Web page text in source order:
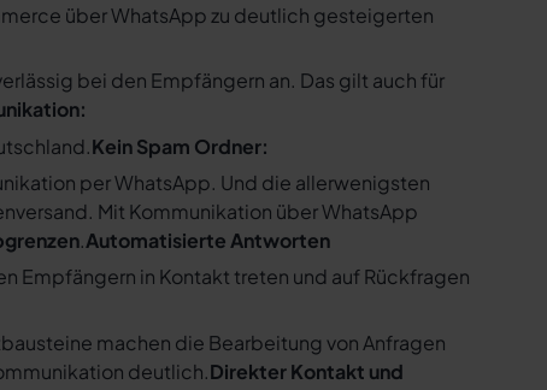
über WhatsApp zu deutlich gesteigerten
bei den Empfängern an. Das gilt auch für
Kein Spam Ordner:
per WhatsApp. Und die allerwenigsten
Mit Kommunikation über WhatsApp
.Automatisierte Antworten
Empfängern in Kontakt treten und auf Rückfragen
machen die Bearbeitung von Anfragen
deutlich.Direkter Kontakt und